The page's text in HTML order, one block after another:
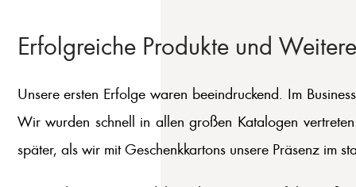
Erfolgreiche Produkte und
Unsere ersten Erfolge waren beeindruckend. Im
Wir wurden schnell in allen großen Katalogen
später, als wir mit Geschenkkartons unsere Präsenz im